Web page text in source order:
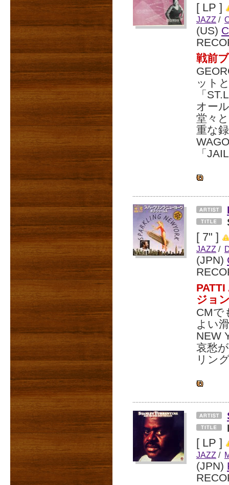
[ LP ]
JAZZ /
(US)
戦前
ット
「
オー
堂々
重な
「
[ 7" ]
JAZZ /
(JPN)
ジョ
CMで
よい
NEW
哀愁
リン
[ LP ]
JAZZ /
(JPN)